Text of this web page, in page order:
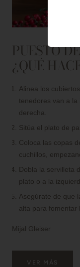
PUESTO
¿QUÉ
Alinea los
tenedores van a la
derecha.
Sitúa el plato de
Coloca las copas
cuchillos,
Dobla la servilleta
plato o a la
Asegúrate de que
alta para fomentar
Mijal Gleiser
VER MÁS